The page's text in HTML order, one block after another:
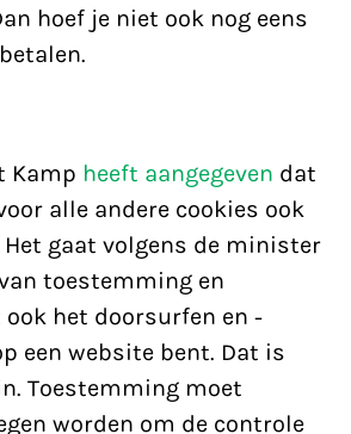
hoef je niet ook nog eens
Kamp heeft aangegeven dat
alle andere cookies ook
gaat volgens de minister
toestemming en
het doorsurfen en -
een website bent. Dat is
Toestemming moet
worden om de controle